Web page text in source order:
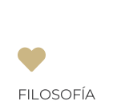
FILOSOFÍA